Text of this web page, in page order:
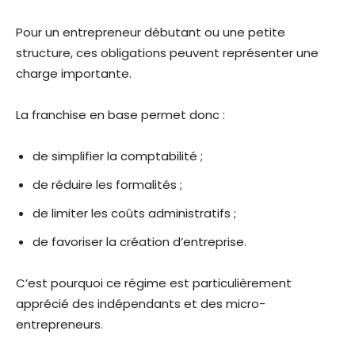
Pour un entrepreneur débutant ou une petite
structure, ces obligations peuvent représenter une
charge importante.
La franchise en base permet donc :
de simplifier la comptabilité ;
de réduire les formalités ;
de limiter les coûts administratifs ;
de favoriser la création d’entreprise.
C’est pourquoi ce régime est particulièrement
apprécié des indépendants et des micro-
entrepreneurs.